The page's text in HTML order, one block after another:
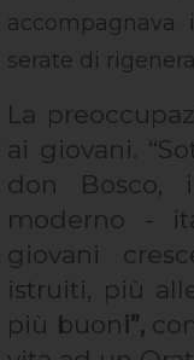
serate di
La
ai giovani.
don Bosco,
moderno -
giovani
istruiti, più
più buoni”,